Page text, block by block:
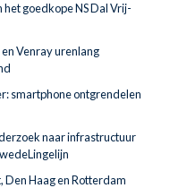
goedkope NS Dal Vrij-
Venray urenlang
smartphone ontgrendelen
naar infrastructuur
Haag en Rotterdam